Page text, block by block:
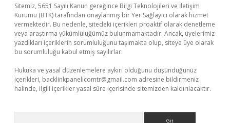
Sitemiz, 5651 Sayılı Kanun gereğince Bilgi Teknolojileri ve İletişim
Kurumu (BTK) tarafından onaylanmış bir Yer Sağlayıcı olarak hizmet
vermektedir. Bu nedenle, sitedeki içerikleri proaktif olarak denetleme
veya araştırma yükümlülüğümüz bulunmamaktadır. Ancak, üyelerimiz
yazdıkları içeriklerin sorumluluğunu taşımakta olup, siteye üye olarak
bu sorumluluğu kabul etmiş sayılırlar.
Hukuka ve yasal düzenlemelere aykırı olduğunu düşündüğünüz
içerikleri, backlinkpanelicomtr@gmail.com adresine bildirmeniz
halinde, ilgili içerikler yasal süre içerisinde sitemizden kaldırılacaktır.